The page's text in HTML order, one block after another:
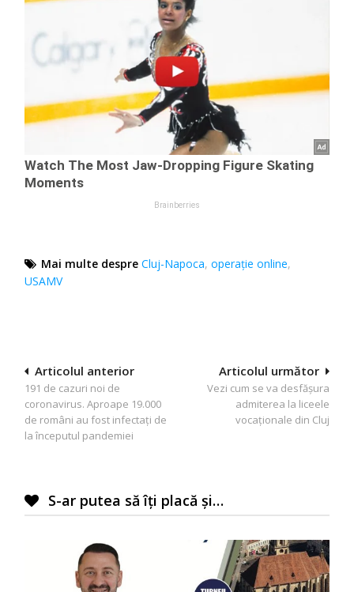
Mai multe despre Cluj-Napoca,operație online,
USAMV
Navigare
în
articole
Articolul următor
Vezi cum se va desfășura
admiterea la liceele
vocaționale din Cluj
Articolul anterior
191 de cazuri noi de
coronavirus. Aproape 19.000
de români au fost infectați de
la începutul pandemiei
S-ar putea să îți placă și…